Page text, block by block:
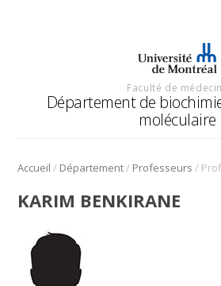
Faculté de
Département de
moléculaire
Accueil / Département/ Professeurs /
KARIM BENKIRANE